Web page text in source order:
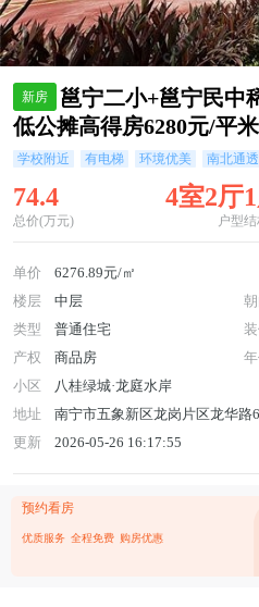
新房
邕宁二小+邕宁民中
低公摊高得房6280元/平
学校附近 有电梯 环境优美 南北通透
74.4
总价(万元)
4室2厅
户型
单价
6276.89元/㎡
楼层
中层
类型
普通住宅
产权
商品房
小区
八桂绿城·龙庭水岸
地址
南宁市五象新区龙岗片区龙华路
更新
2026-05-26 16:17:55
预约看房
优质服务 全程免费 购房优惠